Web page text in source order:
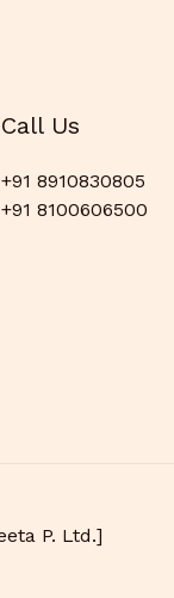
Call Us
+91 8910830805
+91 8100606500
P. Ltd.]